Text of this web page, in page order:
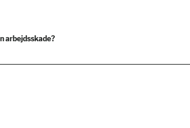
arbejdsskade?